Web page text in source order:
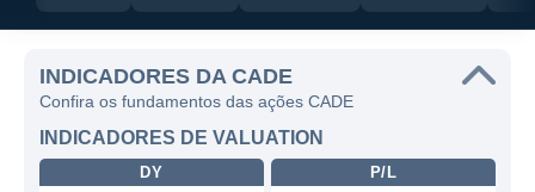
INDICADORES DA CADE
Confira os fundamentos das ações CADE
INDICADORES DE VALUATION
DY P/L